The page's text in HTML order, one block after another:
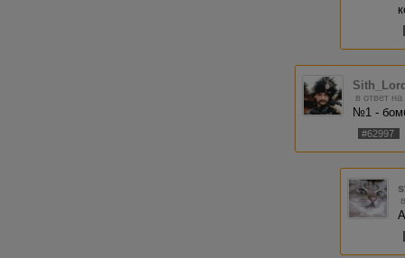
в ответ
№1 -
#62997